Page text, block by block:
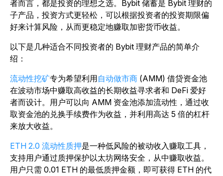
者而言，都是投资的理想之选。Bybit 储蓄是 Bybit 理财的
子产品，投资方式更轻松，可以根据投资者的投资期限偏
好来计算风险，从而更稳定地赚取加密货币收益。
以下是几种适合不同投资者的 Bybit 理财产品的简单介
绍：
流动性挖矿专为希望利用自动做市商 (AMM) 借贷资金池
在波动市场中赚取高收益的长期收益寻求者和 DeFi 爱好
者而设计。用户可以向 AMM 资金池添加流动性，通过收
取资金池的兑换手续费作为收益，并利用高达 5 倍的杠杆
来放大收益。
ETH 2.0 流动性质押是一种低风险的被动收入赚取工具，
支持用户通过质押保护以太坊网络安全，从中赚取收益。
用户只需 0.01 ETH 的最低质押金额，即可获得 ETH 的代